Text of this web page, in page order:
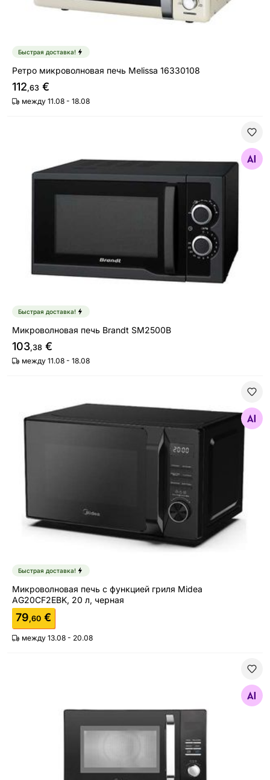
Быстрая доставка!
Ретро микроволновая печь Melissa 16330108
112,63 €
между 11.08 - 18.08
Найдите похожие
Быстрая доставка!
Микроволновая печь Brandt SM2500B
103,38 €
между 11.08 - 18.08
Микроволновая печь с функцией гриля Midea
Найдите похожие
Быстрая доставка!
Микроволновая печь с функцией гриля Midea
AG20CF2EBK, 20 л, черная
79,60 €
между 13.08 - 20.08